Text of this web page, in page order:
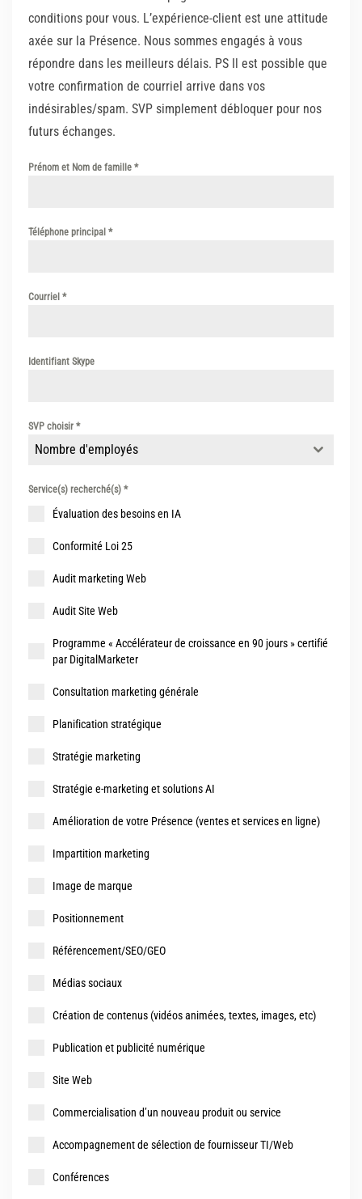
conditions pour vous. L’expérience-client est une attitude
axée sur la Présence. Nous sommes engagés à vous
répondre dans les meilleurs délais. PS Il est possible que
votre confirmation de courriel arrive dans vos
indésirables/spam. SVP simplement débloquer pour nos
futurs échanges.
Prénom et Nom de famille *
Téléphone principal *
Courriel *
Identifiant Skype
SVP choisir *
Nombre d'employés
Service(s) recherché(s) *
Évaluation des besoins en IA
Conformité Loi 25
Audit marketing Web
Audit Site Web
Programme « Accélérateur de croissance en 90 jours » certifié
par DigitalMarketer
Consultation marketing générale
Planification stratégique
Stratégie marketing
Stratégie e-marketing et solutions AI
Amélioration de votre Présence (ventes et services en ligne)
Impartition marketing
Image de marque
Positionnement
Référencement/SEO/GEO
Médias sociaux
Création de contenus (vidéos animées, textes, images, etc)
Publication et publicité numérique
Site Web
Commercialisation d’un nouveau produit ou service
Accompagnement de sélection de fournisseur TI/Web
Conférences